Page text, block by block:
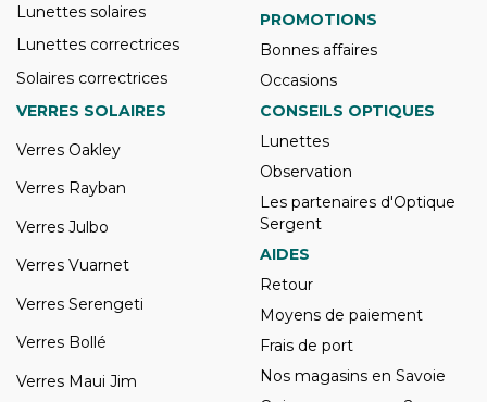
Lunettes solaires
Lunettes correctrices
Solaires correctrices
PROMOTIONS
Bonnes affaires
Occasions
VERRES SOLAIRES
Verres Oakley
Verres Rayban
Verres Julbo
Verres Vuarnet
Verres Serengeti
Verres Bollé
Verres Maui Jim
CONSEILS OPTIQUES
Lunettes
Observation
Les partenaires d'Optique
Sergent
AIDES
Retour
Moyens de paiement
Frais de port
Nos magasins en Savoie